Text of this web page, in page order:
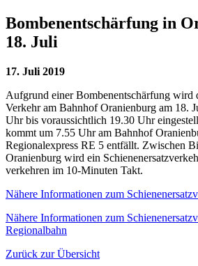
Bombenentschärfung in
18. Juli
17. Juli 2019
Aufgrund einer Bombenentschärfung wird
Verkehr am Bahnhof Oranienburg am 18.
Uhr bis voraussichtlich 19.30 Uhr
kommt um 7.55 Uhr am Bahnhof
Regionalexpress RE 5 entfällt. Zwischen
Oranienburg wird ein
verkehren im 10-Minuten Takt.
Nähere Informationen zum
Nähere Informationen zum
Regionalbahn
Zurück zur Übersicht